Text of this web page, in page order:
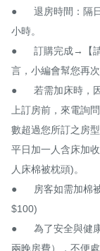
●　	退房時間：隔日上午11:00以前，逾時酌收新台幣500元整/半
小時。
●　	訂購完成→【請加Line請加Line請加Line】（dongju5518留
言，小編會幫您再
●　	若需加床時，因有部份房型無法提供加床服務；故請務必於線
上訂房前，來電詢
數超過您所訂之房
平日加一人含床加
人床棉被枕頭)。
●　	房客如需加棉被或枕頭需另酌收清潔費(棉被NT$200/枕頭NT
$100)
●　	為了安全與健康，室內全面禁止吸煙、嚼檳榔（經發現將收取
兩晚房費），不便處